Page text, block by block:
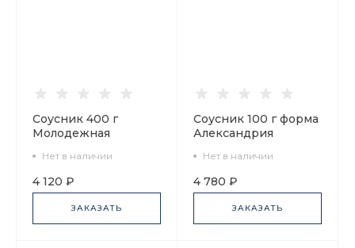
Соусник 400 г
Молодежная
арт. 80.71654.00.1
Нет в наличии
4 120 ₽
ЗАКАЗАТЬ
Соусник 100 г форма
Александрия
арт. 80.98037.00.1
Нет в наличии
4 780 ₽
ЗАКАЗАТЬ